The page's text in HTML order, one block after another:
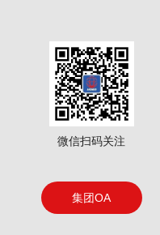
微信扫码关注
集团OA